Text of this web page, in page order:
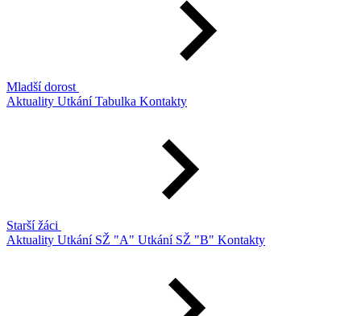
Mladší dorost
Aktuality UtkáníTabulka Kontakty
Starší žáci
Aktuality Utkání SŽ "A" Utkání SŽ "B" Kontakty